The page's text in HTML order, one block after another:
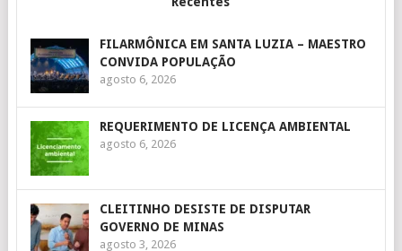
FILARMÔNICA EM SANTA LUZIA – MAESTRO
CONVIDA POPULAÇÃO
agosto 6, 2026
REQUERIMENTO DE LICENÇA AMBIENTAL
agosto 6, 2026
CLEITINHO DESISTE DE DISPUTAR
GOVERNO DE MINAS
agosto 3, 2026